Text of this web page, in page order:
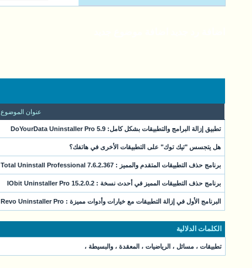
عنوان الموضوع
تطبيق إزالة البرامج والتطبيقات بشكل كامل: DoYourData Uninstaller Pro 5.9
هل يتجسس "تيك توك" على التطبيقات الأخرى في هاتفك؟
برنامج حذف التطبيقات المتقدم والمميز : Total Uninstall Professional 7.6.2.367
برنامج حذف التطبيقات المميز في أحدث نسخة : IObit Uninstaller Pro 15.2.0.2
البرنامج الأول في إزالة التطبيقات مع خيارات وأدوات مميزة : Revo Uninstaller Pro
الكلمات الدلالية
تطبيقات ،مسائل ، الرياضيات ، المعقدة ،والبسيطة ،